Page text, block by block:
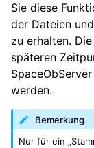
Sie diese
der Dateien
zu erhalten.
späteren
werden.
Bemerkung
Nur für ein